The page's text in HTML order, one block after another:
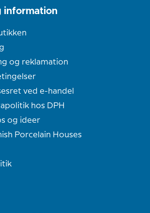
information
og reklamation
ved e-handel
hos DPH
og ideer
Porcelain Houses